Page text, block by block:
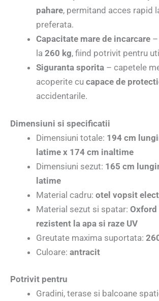
pahare, permitand acces rapid
preferata.
Capacitate mare de incarcare
la 260 kg, fiind potrivit pentru
Siguranta sporita – capetele
acoperite cu capace de
accidentarile.
Dimensiuni si specificatii
Dimensiuni totale: 194 cm
latime x 174 cm inaltime
Dimensiuni sezut: 165 cm
latime
Material cadru: otel vopsit
Material sezut si spatar: Oxford
rezistent la apa si raze UV
Greutate maxima suportata:
Culoare: antracit
Potrivit pentru
Gradini, terase si balcoane